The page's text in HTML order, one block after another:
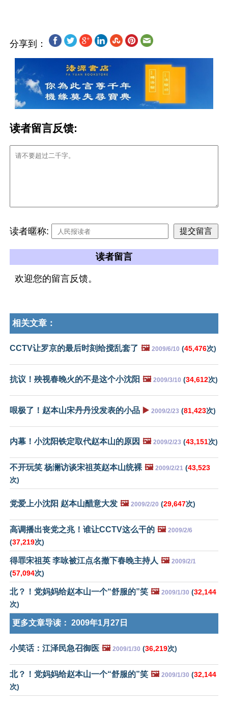
分享到：
读者留言反馈:
读者暱称:
读者留言
欢迎您的留言反馈。
相关文章：
CCTV让罗京的最后时刻给搅乱套了 🖼️ 2009/6/10 (45,476次)
抗议！殃视春晚火的不是这个小沈阳 🖼️ 2009/3/10 (34,612次)
哏极了！赵本山宋丹丹没发表的小品 ▶️ 2009/2/23 (81,423次)
内幕！小沈阳铁定取代赵本山的原因 🖼️ 2009/2/23 (43,151次)
不开玩笑 杨澜访谈宋祖英赵本山统裸 🖼️ 2009/2/21 (43,523
次)
党爱上小沈阳 赵本山醋意大发 🖼️ 2009/2/20 (29,647次)
高调播出丧党之兆！谁让CCTV这么干的 🖼️ 2009/2/6
(37,219次)
得罪宋祖英 李咏被江点名撤下春晚主持人 🖼️ 2009/2/1
(57,094次)
北？！党妈妈给赵本山一个“舒服的”笑 🖼️ 2009/1/30 (32,144
次)
更多文章导读： 2009年1月27日
小笑话：江泽民急召御医 🖼️ 2009/1/30 (36,219次)
北？！党妈妈给赵本山一个“舒服的”笑 🖼️ 2009/1/30 (32,144
次)